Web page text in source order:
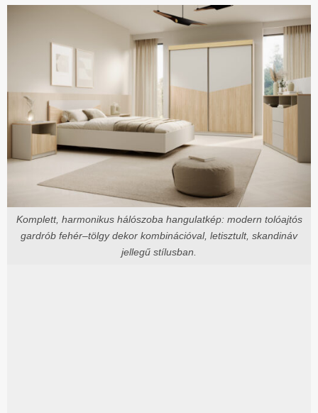
Komplett, harmonikus hálószoba hangulatkép: modern tolóajtós
gardrób fehér–tölgy dekor kombinációval, letisztult, skandináv
jellegű stílusban.